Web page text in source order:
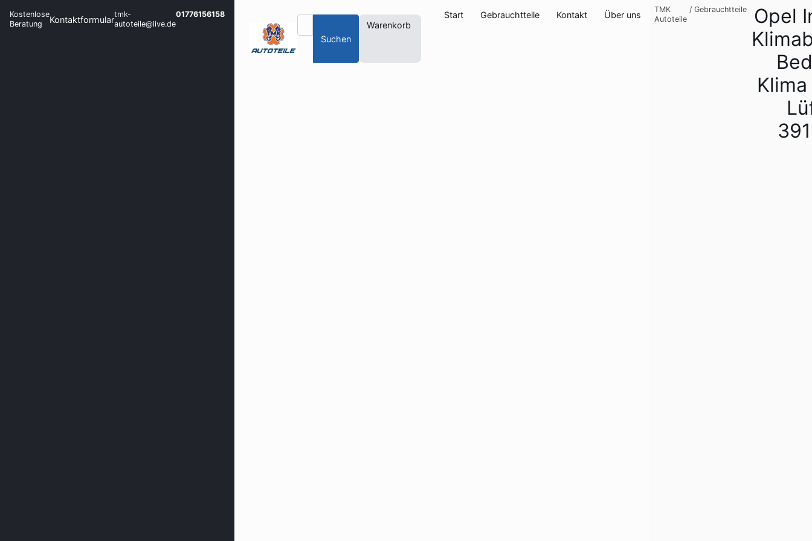
Kostenlose
Beratung
Kontaktformulartmk-
autoteile@live.de
01776156158
Suchen
Warenkorb
Start Gebrauchtteile Kontakt Über uns
TMK
Autoteile
/ Gebrauchtteile
Opel